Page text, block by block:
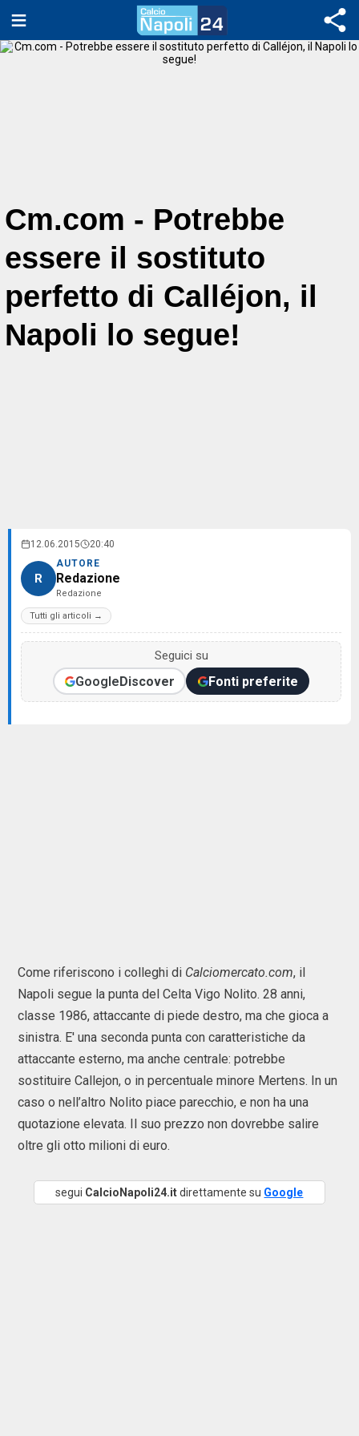
Cm.com - Potrebbe
essere il sostituto
perfetto di Calléjon, il
Napoli lo segue!
12.06.2015 20:40
R
AUTORE
Redazione
Redazione
Tutti gli articoli →
Seguici su
GoogleDiscover Fonti preferite
Come riferiscono i colleghi di Calciomercato.com, il
Napoli segue la punta del Celta Vigo Nolito. 28 anni,
classe 1986, attaccante di piede destro, ma che gioca a
sinistra. E' una seconda punta con caratteristiche da
attaccante esterno, ma anche centrale: potrebbe
sostituire Callejon, o in percentuale minore Mertens. In un
caso o nell’altro Nolito piace parecchio, e non ha una
quotazione elevata. Il suo prezzo non dovrebbe salire
oltre gli otto milioni di euro.
segui CalcioNapoli24.itdirettamente su Google